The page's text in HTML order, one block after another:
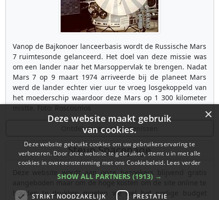
Vanop de Bajkonoer lanceerbasis wordt de Russische Mars
7 ruimtesonde gelanceerd. Het doel van deze missie was
om een lander naar het Marsoppervlak te brengen. Nadat
Mars 7 op 9 maart 1974 arriveerde bij de planeet Mars
werd de lander echter vier uur te vroeg losgekoppeld van
het moederschip waardoor deze Mars op 1 300 kilometer
Ontdek meer gebeurtenissen
Steun Spacepage
Deze website wordt aan onze bezoekers blijvend gratis
aangeboden maar om de hoge kosten om de site online te
houden te drukken moeten we wel het nodige budget
×
Deze website maakt gebruik
van cookies.
Deze website gebruikt cookies om uw gebruikerservaring te
verbeteren. Door onze website te gebruiken, stemt u in met alle
cookies in overeenstemming met ons Cookiebeleid. Lees verder
SHOW ALL PARTNERS (1913) →
STRIKT NOODZAKELIJK PRESTATIE